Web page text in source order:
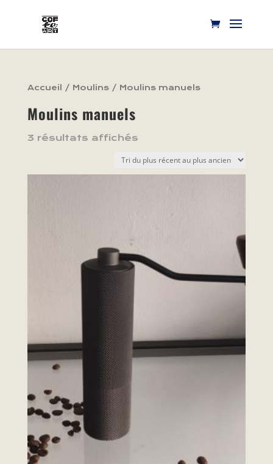
Accueil / Moulins/ Moulins manuels
Moulins manuels
3 résultats affichés